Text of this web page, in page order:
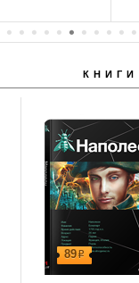
КНИГИ
89р